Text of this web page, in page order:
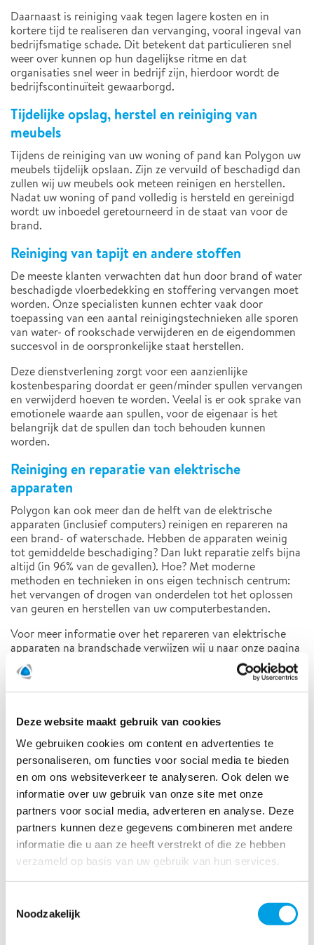
Deze website maakt gebruik van cookies
We gebruiken cookies om content en advertenties te
personaliseren, om functies voor social media te bieden
en om ons websiteverkeer te analyseren. Ook delen we
informatie over uw gebruik van onze site met onze
partners voor social media, adverteren en analyse. Deze
partners kunnen deze gegevens combineren met andere
informatie die u aan ze heeft verstrekt of die ze hebben
verzameld op basis van uw gebruik van hun services.
Noodzakelijk
Daarnaast is reiniging vaak tegen lagere kosten en in
kortere tijd te realiseren dan vervanging, vooral ingeval van
bedrijfsmatige schade. Dit betekent dat particulieren snel
weer over kunnen op hun dagelijkse ritme en dat
organisaties snel weer in bedrijf zijn, hierdoor wordt de
bedrijfscontinuïteit gewaarborgd.
Tijdelijke opslag, herstel en reiniging van
meubels
Tijdens de reiniging van uw woning of pand kan Polygon uw
meubels tijdelijk opslaan. Zijn ze vervuild of beschadigd dan
zullen wij uw meubels ook meteen reinigen en herstellen.
Nadat uw woning of pand volledig is hersteld en gereinigd
wordt uw inboedel geretourneerd in de staat van voor de
brand.
Reiniging van tapijt en andere stoffen
De meeste klanten verwachten dat hun door brand of water
beschadigde vloerbedekking en stoffering vervangen moet
worden. Onze specialisten kunnen echter vaak door
toepassing van een aantal reinigingstechnieken alle sporen
van water- of rookschade verwijderen en de eigendommen
succesvol in de oorspronkelijke staat herstellen.
Deze dienstverlening zorgt voor een aanzienlijke
kostenbesparing doordat er geen/minder spullen vervangen
en verwijderd hoeven te worden. Veelal is er ook sprake van
emotionele waarde aan spullen, voor de eigenaar is het
belangrijk dat de spullen dan toch behouden kunnen
worden.
Reiniging en reparatie van elektrische
apparaten
Polygon kan ook meer dan de helft van de elektrische
apparaten (inclusief computers) reinigen en repareren na
een brand- of waterschade. Hebben de apparaten weinig
tot gemiddelde beschadiging? Dan lukt reparatie zelfs bijna
altijd (in 96% van de gevallen). Hoe? Met moderne
methoden en technieken in ons eigen technisch centrum:
het vervangen of drogen van onderdelen tot het oplossen
van geuren en herstellen van uw computerbestanden.
Voor meer informatie over het repareren van elektrische
apparaten na brandschade verwijzen wij u naar onze pagina
over
apparaten worden met zorg behandeld en zo snel mogelijk
weer aan u geretourneerd in de staat van voor de brand.
CONTACT
Herstel brandschade